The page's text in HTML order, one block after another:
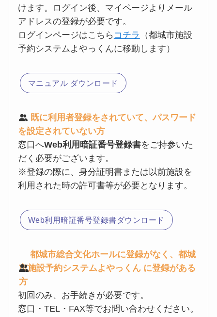
けます。ログイン後、マイページよりメール
アドレスの登録が必要です。
ログインページはこちら コチラ
（都城市施設
予約システムよやっくんに移動します）
マニュアル ダウンロード
既に利用者登録をされていて、パスワード
を設定されていない方
窓口へWeb利用暗証番号登録書をご持参いた
だく必要がございます。
※登録の際に、身分証明書または以前施設を
利用された時の許可書等が必要となります。
Web利用暗証番号登録書ダウンロード
都城市総合文化ホールに登録がなく、都城
市施設予約システムよやっくん に登録がある
方
初回のみ、お手続きが必要です。
窓口・TEL・FAX等でお問い合わせください。